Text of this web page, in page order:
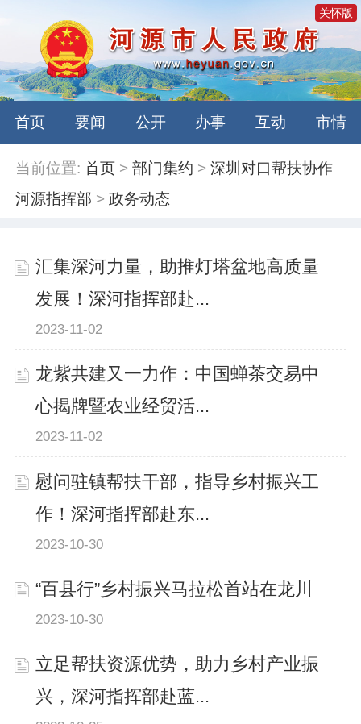
关怀版
首页 要闻 公开 办事 互动 市情
当前位置: 首页 >部门集约 >深圳对口帮扶协作
河源指挥部 >政务动态
汇集深河力量，助推灯塔盆地高质量
发展！深河指挥部赴...
2023-11-02
龙紫共建又一力作：中国蝉茶交易中
心揭牌暨农业经贸活...
2023-11-02
慰问驻镇帮扶干部，指导乡村振兴工
作！深河指挥部赴东...
2023-10-30
“百县行”乡村振兴马拉松首站在龙川
2023-10-30
立足帮扶资源优势，助力乡村产业振
兴，深河指挥部赴蓝...